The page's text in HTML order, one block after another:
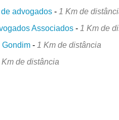
advogados - 1 Km de
Associados - 1 Km de
Gondim - 1 Km de distância
Km de distância